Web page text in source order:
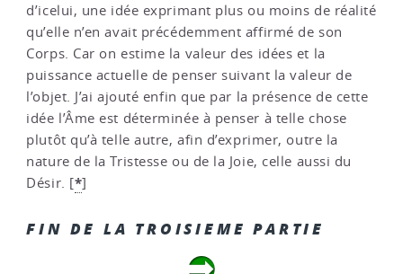
d’icelui, une idée exprimant plus ou moins de réalité
qu’elle n’en avait précédemment affirmé de son
Corps. Car on estime la valeur des idées et la
puissance actuelle de penser suivant la valeur de
l’objet. J’ai ajouté enfin que par la présence de cette
idée l’Âme est déterminée à penser à telle chose
plutôt qu’à telle autre, afin d’exprimer, outre la
nature de la Tristesse ou de la Joie, celle aussi du
Désir. [*]
FIN DE LA TROISIEME PARTIE